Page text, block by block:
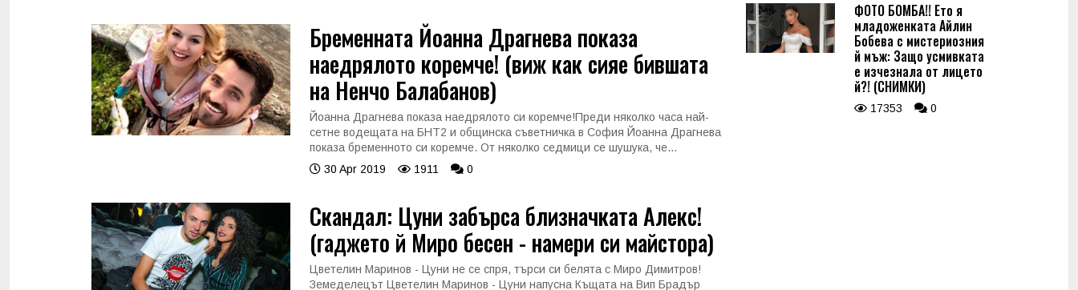
Бременната Йоанна Драгнева показа
наедрялото коремче! (виж как сияе бившата
на Ненчо Балабанов)
Йоанна Драгнева показа наедрялото си коремче!Преди няколко часа най-
сетне водещата на БНТ2 и общинска съветничка в София Йоанна Драгнева
показа бременното си коремче. От няколко седмици се шушука, че...
30 Apr 2019
1911 0
Скандал: Цуни забърса близначката Алекс!
(гаджето й Миро бесен - намери си майстора)
Цветелин Маринов - Цуни не се спря, търси си белята с Миро Димитров!
Земеделецът Цветелин Маринов - Цуни напусна Къщата на Вип Брадър
ФОТО БОМБА!! Ето я
младоженката Айлин
Бобева с мистериозния
й мъж: Защо усмивката
е изчезнала от лицето
й?! (СНИМКИ)
17353 0